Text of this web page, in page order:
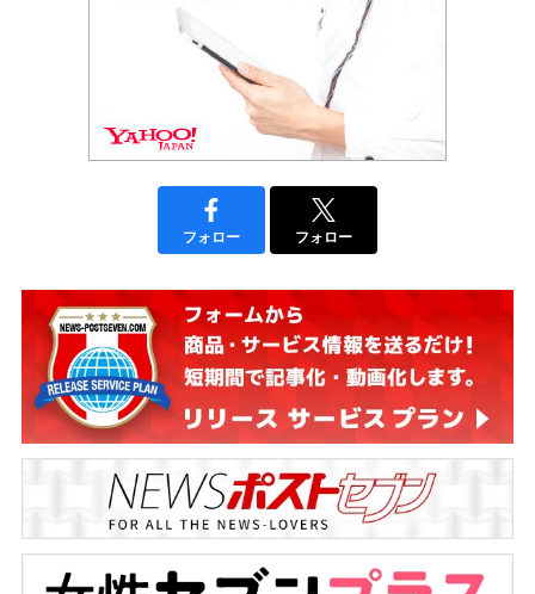
フォロー フォロー